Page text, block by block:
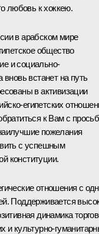
любовь к хоккею.
в арабском мире
общество
и социально-
вновь встанет на путь
в активизации
египетских
к Вам с
пожелания
с успешным
конституции.
отношения с
Поддерживается
динамика
и культурно-